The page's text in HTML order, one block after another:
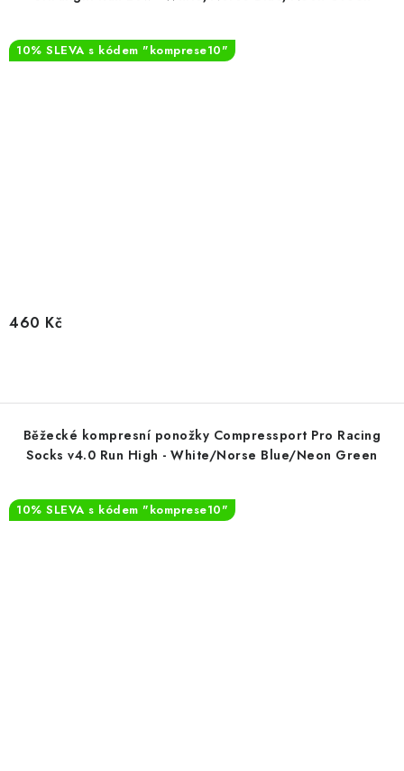
10% SLEVA s kódem "komprese10"
460 Kč
Běžecké kompresní ponožky Compressport Pro Racing
Socks v4.0 Run High - White/Norse Blue/Neon Green
10% SLEVA s kódem "komprese10"